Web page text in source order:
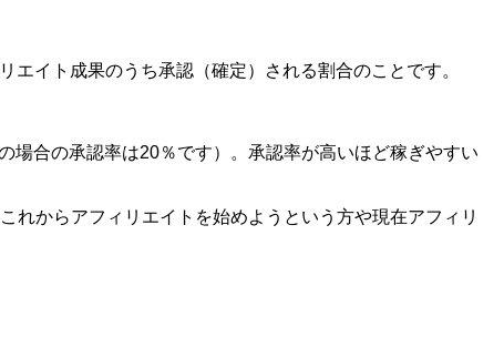
イト成果のうち承認（確定）される割合のことです。
場合の承認率は20％です）。承認率が高いほど稼ぎやすい
れからアフィリエイトを始めようという方や現在アフィリ